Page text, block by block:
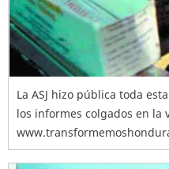
La ASJ hizo pública toda
los informes colgados en la